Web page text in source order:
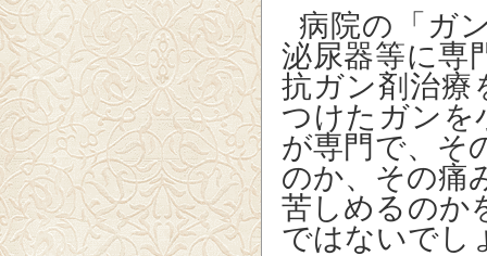
病院の「ガ
泌尿器等に専
抗ガン剤治療
つけたガンを
が専門で、そ
のか、その痛
苦しめるのか
ではないでし